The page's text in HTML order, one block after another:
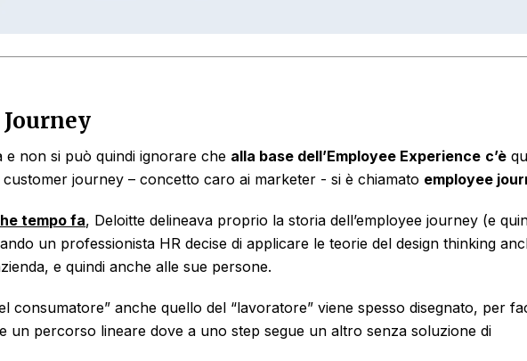
Journey
e non si può quindi ignorare che alla base dell’Employee Experience c’è
journey – concetto caro ai marketer - si è chiamato employee
tempo fa, Deloitte delineava proprio la storia dell’employee journey (e
un professionista HR decise di applicare le teorie del design thinking
e quindi anche alle sue persone.
consumatore” anche quello del “lavoratore” viene spesso disegnato, per
un percorso lineare dove a uno step segue un altro senza soluzione di